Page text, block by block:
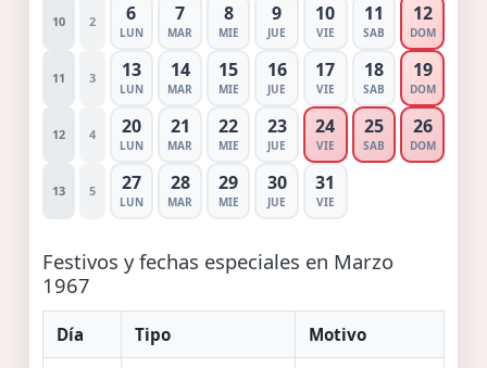
10 2 6
LUN
7
MAR
8
MIE
9
JUE
10
VIE
11
SAB
12
DOM
11 3 13
LUN
14
MAR
15
MIE
16
JUE
17
VIE
18
SAB
19
DOM
12 4 20
LUN
21
MAR
22
MIE
23
JUE
24
VIE
25
SAB
26
DOM
13 5 27
LUN
28
MAR
29
MIE
30
JUE
31
VIE
Festivos y fechas especiales en Marzo
1967
Día Tipo Motivo